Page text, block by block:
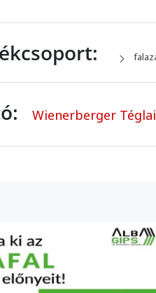
Wienerberger